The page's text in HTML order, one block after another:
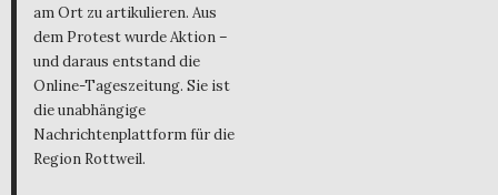
am Ort zu artikulieren. Aus
dem Protest wurde Aktion –
und daraus entstand die
Online-Tageszeitung. Sie ist
die unabhängige
Nachrichtenplattform für die
Region Rottweil.